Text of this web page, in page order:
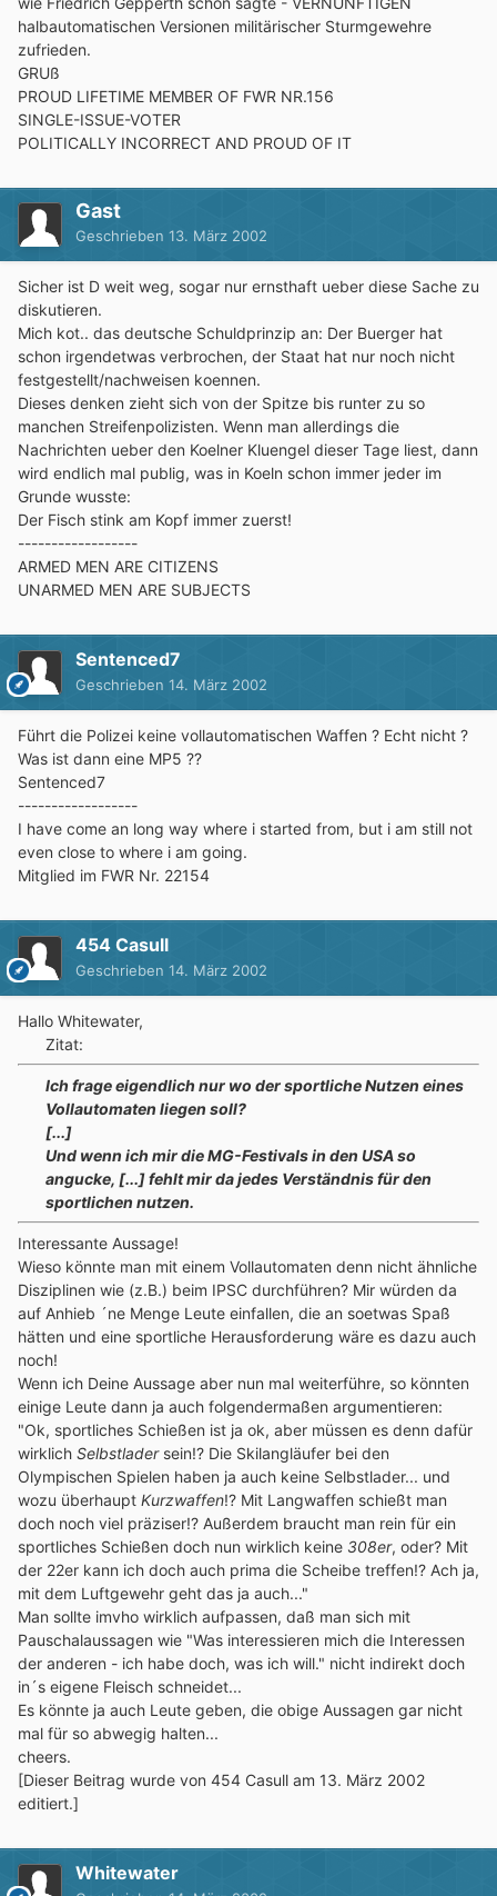
halbautomatischen Versionen militärischer Sturmgewehre
zufrieden.
GRUß
PROUD LIFETIME MEMBER OF FWR NR.156
SINGLE-ISSUE-VOTER
POLITICALLY INCORRECT AND PROUD OF IT
Gast
Geschrieben 13. März 2002
Sicher ist D weit weg, sogar nur ernsthaft ueber diese Sache zu
diskutieren.
Mich kot.. das deutsche Schuldprinzip an: Der Buerger hat
schon irgendetwas verbrochen, der Staat hat nur noch nicht
festgestellt/nachweisen koennen.
Dieses denken zieht sich von der Spitze bis runter zu so
manchen Streifenpolizisten. Wenn man allerdings die
Nachrichten ueber den Koelner Kluengel dieser Tage liest, dann
wird endlich mal publig, was in Koeln schon immer jeder im
Grunde wusste:
Der Fisch stink am Kopf immer zuerst!
------------------
ARMED MEN ARE CITIZENS
UNARMED MEN ARE SUBJECTS
Sentenced7
Geschrieben 14. März 2002
Führt die Polizei keine vollautomatischen Waffen ? Echt nicht ?
Was ist dann eine MP5 ??
Sentenced7
------------------
I have come an long way where i started from, but i am still not
even close to where i am going.
Mitglied im FWR Nr. 22154
454 Casull
Geschrieben 14. März 2002
Hallo Whitewater,
Zitat:
Ich frage eigendlich nur wo der sportliche Nutzen eines
Vollautomaten liegen soll?
[...]
Und wenn ich mir die MG-Festivals in den USA so
angucke, [...] fehlt mir da jedes Verständnis für den
sportlichen nutzen.
Interessante Aussage!
Wieso könnte man mit einem Vollautomaten denn nicht ähnliche
Disziplinen wie (z.B.) beim IPSC durchführen? Mir würden da
auf Anhieb ´ne Menge Leute einfallen, die an soetwas Spaß
hätten und eine sportliche Herausforderung wäre es dazu auch
noch!
Wenn ich Deine Aussage aber nun mal weiterführe, so könnten
einige Leute dann ja auch folgendermaßen argumentieren:
"Ok, sportliches Schießen ist ja ok, aber müssen es denn dafür
wirklich Selbstladersein!? Die Skilangläufer bei den
Olympischen Spielen haben ja auch keine Selbstlader... und
wozu überhaupt Kurzwaffen!? Mit Langwaffen schießt man
doch noch viel präziser!? Außerdem braucht man rein für ein
sportliches Schießen doch nun wirklich keine 308er, oder? Mit
der 22er kann ich doch auch prima die Scheibe treffen!? Ach ja,
mit dem Luftgewehr geht das ja auch..."
Man sollte imvho wirklich aufpassen, daß man sich mit
Pauschalaussagen wie "Was interessieren mich die Interessen
der anderen - ich habe doch, was ich will." nicht indirekt doch
in´s eigene Fleisch schneidet...
Es könnte ja auch Leute geben, die obige Aussagen gar nicht
mal für so abwegig halten...
cheers.
[Dieser Beitrag wurde von 454 Casull am 13. März 2002
editiert.]
Whitewater